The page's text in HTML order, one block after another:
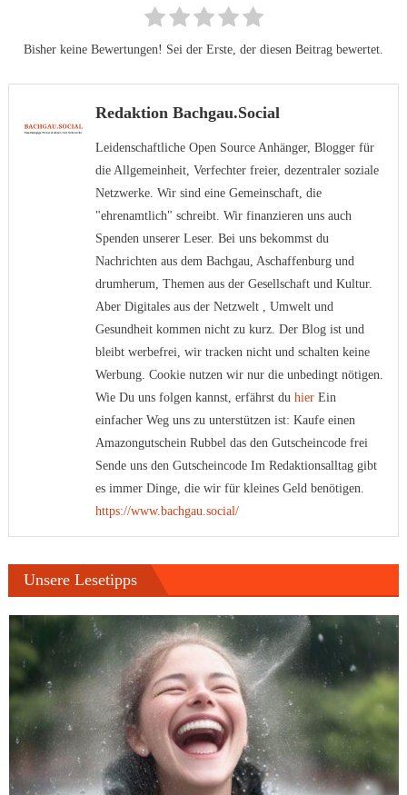
Bisher keine Bewertungen! Sei der Erste, der diesen Beitrag bewertet.
Redaktion Bachgau.Social
Leidenschaftliche Open Source Anhänger, Blogger für
die Allgemeinheit, Verfechter freier, dezentraler soziale
Netzwerke. Wir sind eine Gemeinschaft, die
"ehrenamtlich" schreibt. Wir finanzieren uns auch
Spenden unserer Leser. Bei uns bekommst du
Nachrichten aus dem Bachgau, Aschaffenburg und
drumherum, Themen aus der Gesellschaft und Kultur.
Aber Digitales aus der Netzwelt , Umwelt und
Gesundheit kommen nicht zu kurz. Der Blog ist und
bleibt werbefrei, wir tracken nicht und schalten keine
Werbung. Cookie nutzen wir nur die unbedingt nötigen.
Wie Du uns folgen kannst, erfährst du hierEin
einfacher Weg uns zu unterstützen ist: Kaufe einen
Amazongutschein Rubbel das den Gutscheincode frei
Sende uns den Gutscheincode Im Redaktionsalltag gibt
es immer Dinge, die wir für kleines Geld benötigen.
https://www.bachgau.social/
Unsere Lesetipps